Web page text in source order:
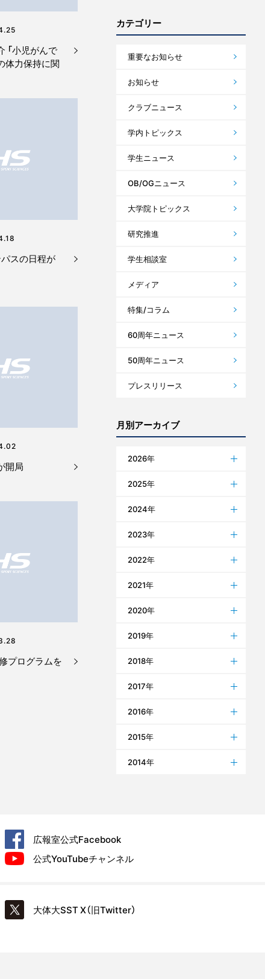
「小児がんで
体力保持に関
スの日程が
開局
プログラムを
カテゴリー
重要なお知らせ
お知らせ
クラブニュース
学内トピックス
学生ニュース
OB/OGニュース
大学院トピックス
研究推進
学生相談室
メディア
特集/コラム
60周年ニュース
50周年ニュース
プレスリリース
月別アーカイブ
2026年
2025年
2024年
2023年
2022年
2021年
2020年
2019年
2018年
2017年
2016年
2015年
2014年
広報室公式Facebook
公式YouTubeチャンネル
大体大SSTX（旧Twitter）